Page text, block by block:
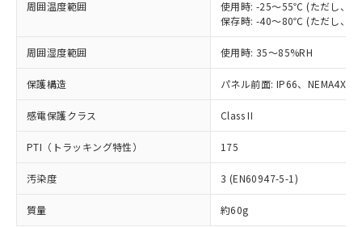
周囲温度範囲
使用時: -25～55℃ (ただし、氷
保存時: -40～80℃ (ただし、氷
周囲湿度範囲 使用時: 35～85%RH
保護構造 パネル前面: IP66、NEMA4X,
感電保護クラス Class II
PTI（トラッキング特性） 175
汚染度 3 (EN60947-5-1)
質量 約60g
在庫状況および標準価格結果を当社の
事前の承諾なく第三者に漏洩または開
示しないようお願いします。
マイパーツ機能（部品リスト作成サー
ビス）をご利用いただくには、I-Web
メンバーズにご登録されている必要が
お客様が当ウェブサイト上で当社にご
登録された部品リストについて、当社
および当社の共同利用者が、当社の製
引・商談に必要な範囲で利用すること
月が前後することがあります。
※3 非含有証明書ダウンロード
下記の非含有証明書をダウンロードするこ
※2 環境保護使用期限
「ｅ」：有害物質（10物質）のすべてが基
準値以下であることを示します。
質が外部に漏えいし、環境に深刻な影響を
及ぼさない年数を意味します。
「－」：未確認です。当社販売部門へお問
い合わせください。
当社は、貴社製品を第三者に販売する
該第三者に通知します。また当社は、
販売先および販売に係わる関係者が違
法に輸出するおそれがある場合は、取
り引きをいたしません。
キャンセル
たはお客様担当のオムロン制御
機器販売店・当社販売員にご確
受注生産機種、また在庫状況の
情報を公開していない機種